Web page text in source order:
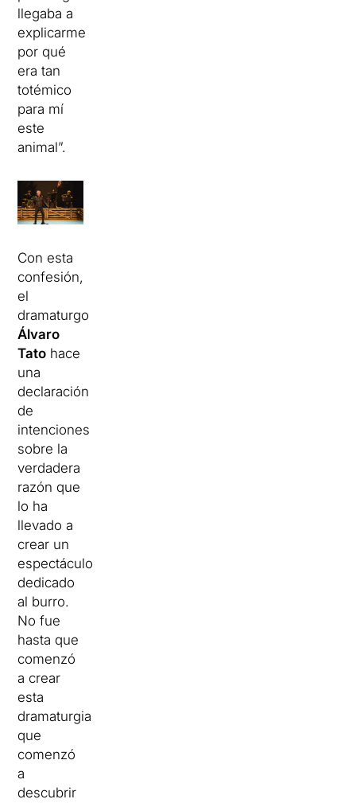
llegaba a
explicarme
por qué
era tan
totémico
para mí
este
animal”.
Con esta
confesión,
el
dramaturgo
Álvaro
Tato hace
una
declaración
de
intenciones
sobre la
verdadera
razón que
lo ha
llevado a
crear un
espectáculo
dedicado
al burro.
No fue
hasta que
comenzó
a crear
esta
dramaturgia
que
comenzó
a
descubrir